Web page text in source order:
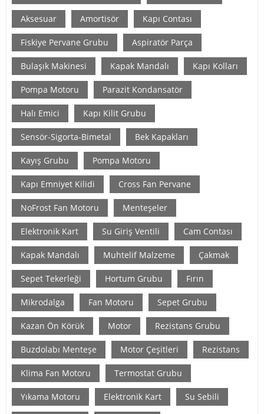
Aksesuar Amortisör Kapı Contası
Fiskiye Pervane Grubu Aspiratör Parça
Bulaşık Makinesi Kapak Mandalı Kapı Kolları
Pompa Motoru Parazit Kondansatör
Halı Emici Kapı Kilit Grubu
Sensör-Sigorta-Bimetal Bek Kapakları
Kayış Grubu Pompa Motoru
Kapı Emniyet Kilidi Cross Fan Pervane
NoFrost Fan Motoru Menteşeler
Elektronik Kart Su Giriş Ventili Cam Contası
Kapak Mandalı Muhtelif Malzeme Çakmak
Sepet Tekerleği Hortum Grubu Fırın
Mikrodalga Fan Motoru Sepet Grubu
Kazan Ön Körük Motor Rezistans Grubu
Buzdolabı Menteşe Motor Çeşitleri Rezistans
Klima Fan Motoru Termostat Grubu
Yıkama Motoru Elektronik Kart Su Sebili